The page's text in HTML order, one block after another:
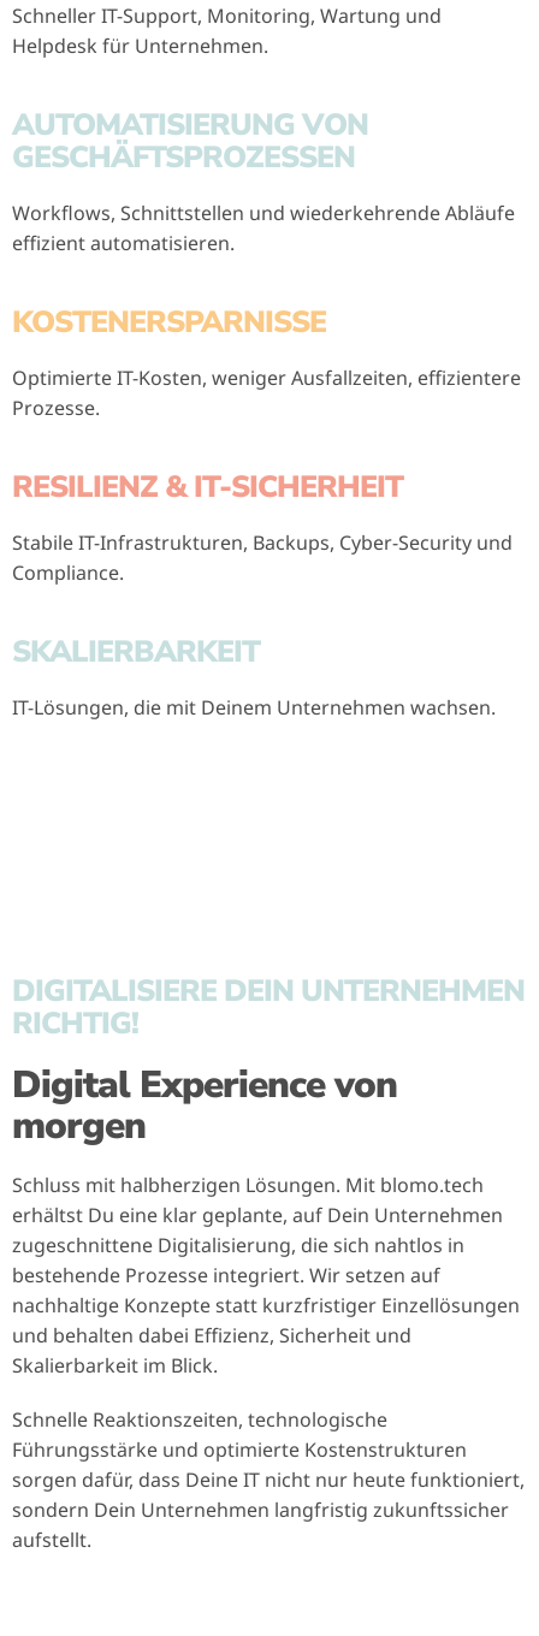
Schneller IT-Support, Monitoring, Wartung und
Helpdesk für Unternehmen.
AUTOMATISIERUNG VON
GESCHÄFTSPROZESSEN
Workflows, Schnittstellen und wiederkehrende Abläufe
effizient automatisieren.
KOSTENERSPARNISSE
Optimierte IT-Kosten, weniger Ausfallzeiten, effizientere
Prozesse.
RESILIENZ & IT-SICHERHEIT
Stabile IT-Infrastrukturen, Backups, Cyber-Security und
Compliance.
SKALIERBARKEIT
IT-Lösungen, die mit Deinem Unternehmen wachsen.
DIGITALISIERE DEIN UNTERNEHMEN
RICHTIG!
Digital Experience von
morgen
Schluss mit halbherzigen Lösungen. Mit blomo.tech
erhältst Du eine klar geplante, auf Dein Unternehmen
zugeschnittene Digitalisierung, die sich nahtlos in
bestehende Prozesse integriert. Wir setzen auf
nachhaltige Konzepte statt kurzfristiger Einzellösungen
und behalten dabei Effizienz, Sicherheit und
Skalierbarkeit im Blick.
Schnelle Reaktionszeiten, technologische
Führungsstärke und optimierte Kostenstrukturen
sorgen dafür, dass Deine IT nicht nur heute funktioniert,
sondern Dein Unternehmen langfristig zukunftssicher
aufstellt.